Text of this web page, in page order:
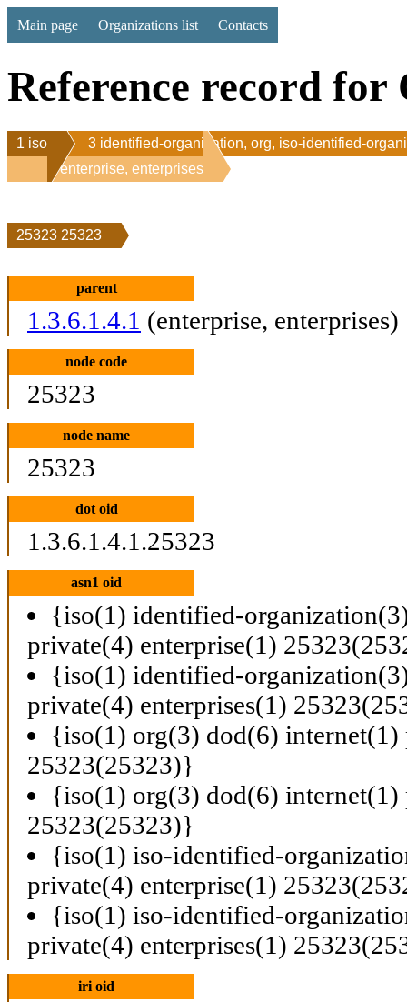
Main page Organizations list Contacts
Reference record for
1 iso
3 identified-organization, org, iso-identified-
1 enterprise, enterprises
25323 25323
parent
1.3.6.1.4.1 (enterprise, enterprises)
node code
25323
node name
25323
dot oid
1.3.6.1.4.1.25323
asn1 oid
{iso(1) identified-
private(4) enterprise(1)
{iso(1) identified-
private(4) enterprises(1)
{iso(1) org(3) dod(6) internet(1)
25323(25323)}
{iso(1) org(3) dod(6) internet(1)
25323(25323)}
{iso(1) iso-identified-
private(4) enterprise(1)
{iso(1) iso-identified-
private(4) enterprises(1)
iri oid